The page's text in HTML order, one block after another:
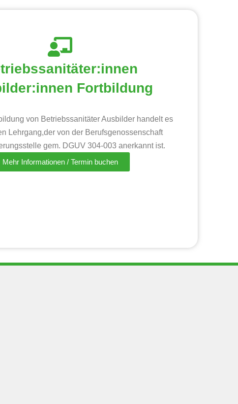
Fortbildung
von Betriebssanitäter Ausbilder handelt es
Lehrgang,der von der Berufsgenossenschaft
gem. DGUV 304-003 anerkannt ist.
Mehr Informationen / Termin buchen